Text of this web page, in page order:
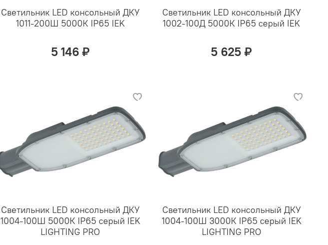
Светильник LED консольный ДКУ
1011-200Ш 5000К IP65 IEK
5 146 ₽
Светильник LED консольный ДКУ
1002-100Д 5000К IP65 серый IEK
5 625 ₽
Светильник LED консольный ДКУ
1004-100Ш 5000К IP65 серый IEK
LIGHTING PRO
Светильник LED консольный ДКУ
1004-100Ш 3000К IP65 серый IEK
LIGHTING PRO